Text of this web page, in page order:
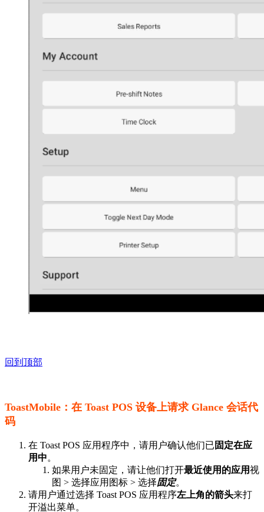
回到顶部
ToastMobile：在 Toast POS 设备上请求 Glance 会话代
码
在 Toast POS 应用程序中，请用户确认他们已 固定在应
用中。
如果用户未固定，请让他们打开最近使用的应用视
图 > 选择应用图标 > 选择固定。
请用户通过选择 Toast POS 应用程序左上角的箭头来打
开溢出菜单。